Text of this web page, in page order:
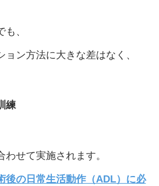
、
ン方法に大きな差はなく、
練
せて実施されます。
後の日常生活動作（ADL）に必